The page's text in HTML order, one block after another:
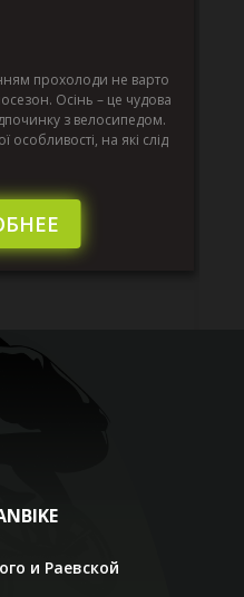
прохолоди не варто
Осінь – це чудова
з велосипедом.
особливості, на які слід
и Раевской